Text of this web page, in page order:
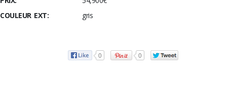
COULEUR EXT:
gris
0 0